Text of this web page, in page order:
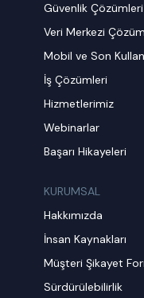
Güvenlik Çözümleri
Veri Merkezi
Mobil ve Son
İş Çözümleri
Hizmetlerimiz
Webinarlar
Başarı Hikayeleri
KURUMSAL
Hakkımızda
İnsan Kaynakları
Müşteri Şikayet
Sürdürülebilirlik